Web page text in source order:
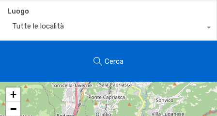
Luogo
Tutte le località
Cerca
+
−